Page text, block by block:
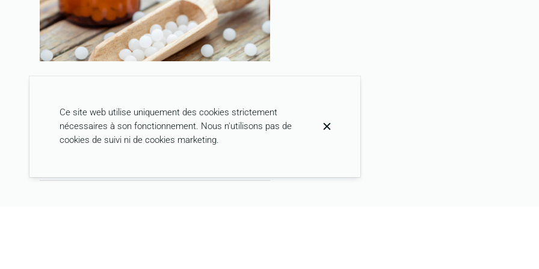
PATHOLOGIES GRAVES
Ce site web utilise uniquement des cookies strictement
nécessaires à son fonctionnement. Nous n'utilisons pas de
cookies de suivi ni de cookies marketing.